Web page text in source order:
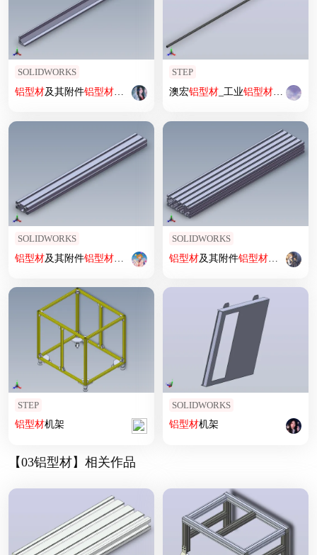
SOLIDWORKS
铝型材及其附件铝型材及其附件1.31.5050.09
STEP
澳宏铝型材_工业铝型材5050国标
SOLIDWORKS
铝型材及其附件铝型材及其附件1.11.50.050100.06
SOLIDWORKS
铝型材及其附件铝型材及其附件
STEP
铝型材机架
SOLIDWORKS
铝型材机架
【03铝型材】相关作品